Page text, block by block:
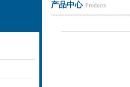
产品中心 Products